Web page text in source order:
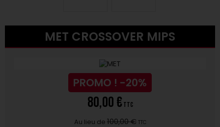
MET CROSSOVER MIPS
PROMO ! -20%
80,00 € TTC
Au lieu de 100,00 € TTC